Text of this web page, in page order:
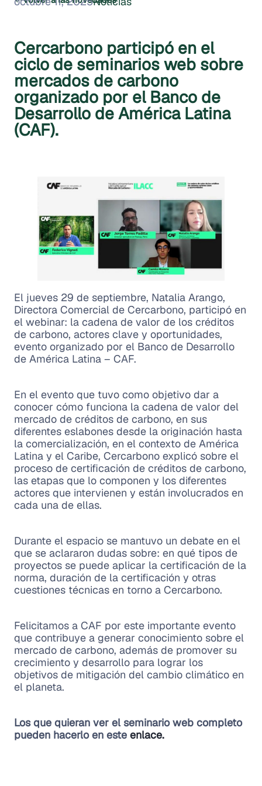
Cercarbono participó en el
ciclo de seminarios web sobre
mercados de carbono
organizado por el Banco de
Desarrollo de América Latina
(CAF).
El jueves 29 de septiembre, Natalia Arango,
Directora Comercial de Cercarbono, participó en
el webinar: la cadena de valor de los créditos
de carbono, actores clave y oportunidades,
evento organizado por el Banco de Desarrollo
de América Latina – CAF.
En el evento que tuvo como objetivo dar a
conocer cómo funciona la cadena de valor del
mercado de créditos de carbono, en sus
diferentes eslabones desde la originación hasta
la comercialización, en el contexto de América
Latina y el Caribe, Cercarbono explicó sobre el
proceso de certificación de créditos de carbono,
las etapas que lo componen y los diferentes
actores que intervienen y están involucrados en
cada una de ellas.
Durante el espacio se mantuvo un debate en el
que se aclararon dudas sobre: en qué tipos de
proyectos se puede aplicar la certificación de la
norma, duración de la certificación y otras
cuestiones técnicas en torno a Cercarbono.
Felicitamos a CAF por este importante evento
que contribuye a generar conocimiento sobre el
mercado de carbono, además de promover su
crecimiento y desarrollo para lograr los
objetivos de mitigación del cambio climático en
el planeta.
Los que quieran ver el seminario web completo
pueden hacerlo en este enlace.